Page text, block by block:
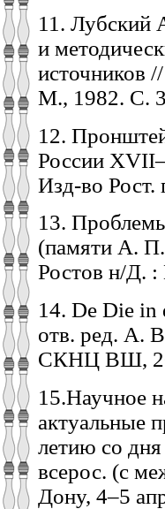
11. Лубский
и
источников
М., 1982. С.
12.
России
Изд-во Рост.
13.
(памяти А.
Ростов н/Д. :
14. De Die
отв. ред. А.
СКНЦ ВШ,
15.Научное
актуальные
летию со
всерос. (с
Дону, 4–5